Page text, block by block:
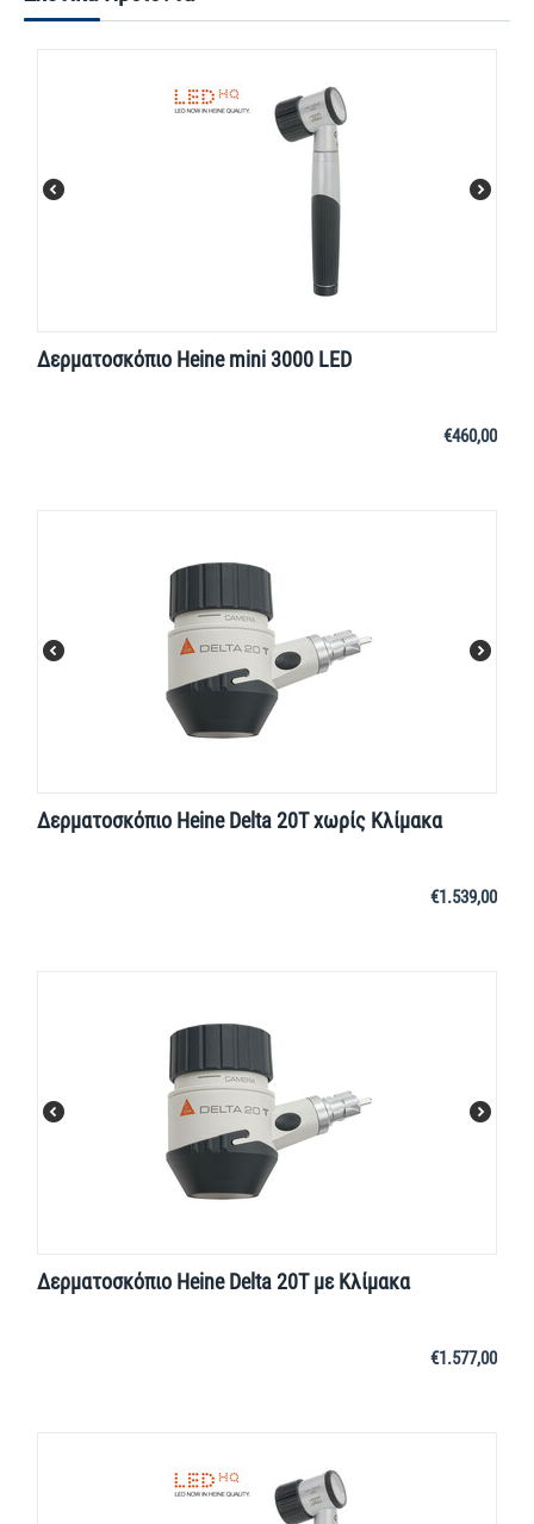
Δερματοσκόπιο Heine mini 3000 LED
€460,00
Δερματοσκόπιο Heine Delta 20T χωρίς Κλίμακα
€1.539,00
Δερματοσκόπιο Heine Delta 20T με Κλίμακα
€1.577,00